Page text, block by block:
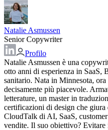
Natalie Asmussen
Senior Copywriter
Profilo
Natalie Asmussen è una
otto anni di esperienza in SaaS,
sanitario. Nata in Minnesota,
decisamente più piacevole.
letterature, un master in
certificazioni di design che giura
CloudTalk di AI, SaaS,
vendite. Il suo obiettivo? Evitare